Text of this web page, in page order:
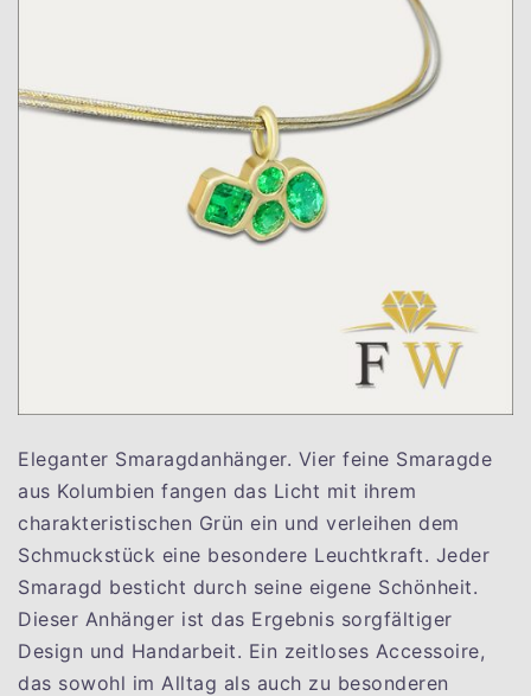
Eleganter Smaragdanhänger. Vier feine Smaragde
aus Kolumbien fangen das Licht mit ihrem
charakteristischen Grün ein und verleihen dem
Schmuckstück eine besondere Leuchtkraft. Jeder
Smaragd besticht durch seine eigene Schönheit.
Dieser Anhänger ist das Ergebnis sorgfältiger
Design und Handarbeit. Ein zeitloses Accessoire,
das sowohl im Alltag als auch zu besonderen